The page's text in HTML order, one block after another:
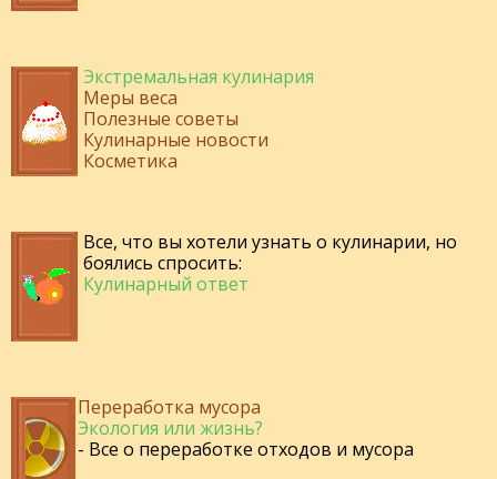
Экстремальная кулинария
Меры веса
Полезные советы
Кулинарные новости
Косметика
Все, что вы хотели узнать о кулинарии, но
боялись спросить:
Кулинарный ответ
Переработка мусора
Экология или жизнь?
- Все о переработке отходов и мусора